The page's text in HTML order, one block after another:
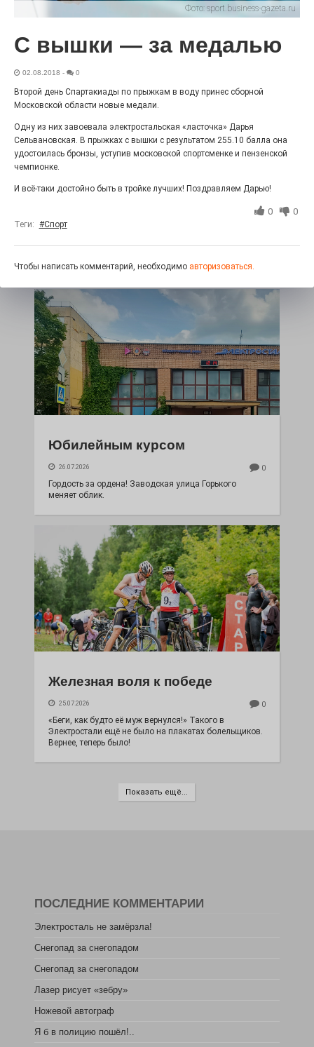
27.07.2026 0
100 футов под килем!
Юбилейным курсом
26.07.2026 0
Гордость за ордена! Заводская улица Горького
меняет облик.
Железная воля к победе
25.07.2026 0
«Беги, как будто её муж вернулся!» Такого в
Электростали ещё не было на плакатах болельщиков.
Вернее, теперь было!
Показать ещё...
Фото: sport.business-gazeta.ru
С вышки — за медалью
02.08.2018 - 0
Второй день Спартакиады по прыжкам в воду принес сборной
Московской области новые медали.
Одну из них завоевала электростальская «ласточка» Дарья
Сельвановская. В прыжках с вышки с результатом 255.10 балла она
удостоилась бронзы, уступив московской спортсменке и пензенской
чемпионке.
И всё-таки достойно быть в тройке лучших! Поздравляем Дарью!
0 0
Теги: #Спорт
Чтобы написать комментарий, необходимо авторизоваться.
ПОСЛЕДНИЕ КОММЕНТАРИИ
Электросталь не замёрзла!
Снегопад за снегопадом
Снегопад за снегопадом
Лазер рисует «зебру»
Ножевой автограф
Я б в полицию пошёл!..